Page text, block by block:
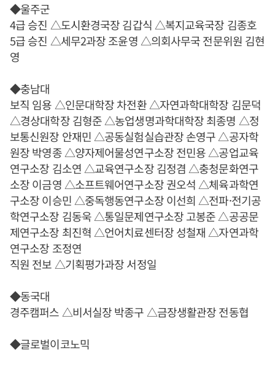
◆울주군
4급 승진 △도시환경국장 김갑식 △복지교육국장 김종호
5급 승진 △세무2과장 조윤영 △의회사무국 전문위원 김현
영
◆충남대
보직 임용 △인문대학장 차전환 △자연과학대학장 김문덕
△경상대학장 김형준 △농업생명과학대학장 최종명 △정
보통신원장 안재민 △공동실험실습관장 손영구 △공자학
원장 박영종 △양자제어물성연구소장 전민용 △공업교육
연구소장 김소연 △교육연구소장 김정겸 △충청문화연구
소장 이금영 △소프트웨어연구소장 권오석 △체육과학연
구소장 이승민 △중독행동연구소장 이선희 △전파·전기공
학연구소장 김동욱 △통일문제연구소장 고봉준 △공공문
제연구소장 최진혁 △언어치료센터장 성철재 △자연과학
연구소장 조정연
직원 전보 △기획평가과장 서정일
◆동국대
경주캠퍼스 △비서실장 박종구 △금장생활관장 전동협
◆글로벌이코노믹